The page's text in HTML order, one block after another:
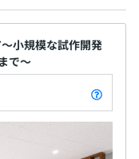
しており、コミュニ
たります。
小規模な試作開発
で～